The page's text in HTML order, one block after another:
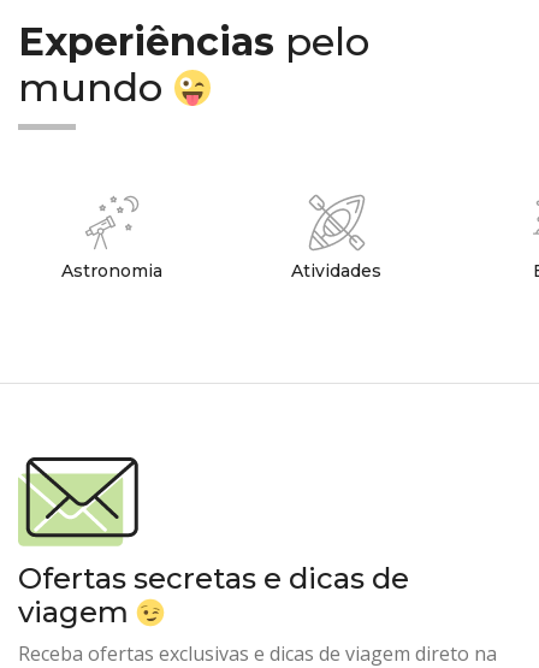
Experiências pelo
mundo
Astronomia Atividades
Ofertas secretas e dicas de
viagem
Receba ofertas exclusivas e dicas de viagem direto na